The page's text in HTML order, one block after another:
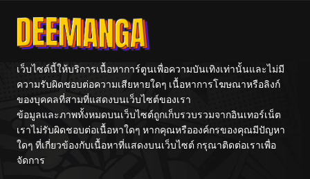
เว็บไซต์นี้ให้บริการเนื้อหาการ์ตูนเพื่อความบันเทิงเท่านั้นและไม่มี
ความรับผิดชอบต่อความเสียหายใดๆ เนื้อหาการโฆษณาหรือลิงก์
ของบุคคลที่สามที่แสดงบนเว็บไซต์ของเรา
ข้อมูลและภาพทั้งหมดบนเว็บไซต์ถูกเก็บรวบรวมจากอินเทอร์เน็ต
เราไม่รับผิดชอบต่อเนื้อหาใดๆ หากคุณหรือองค์กรของคุณมีปัญหา
ใดๆ ที่เกี่ยวข้องกับเนื้อหาที่แสดงบนเว็บไซต์ กรุณาติดต่อเราเพื่อ
จัดการ